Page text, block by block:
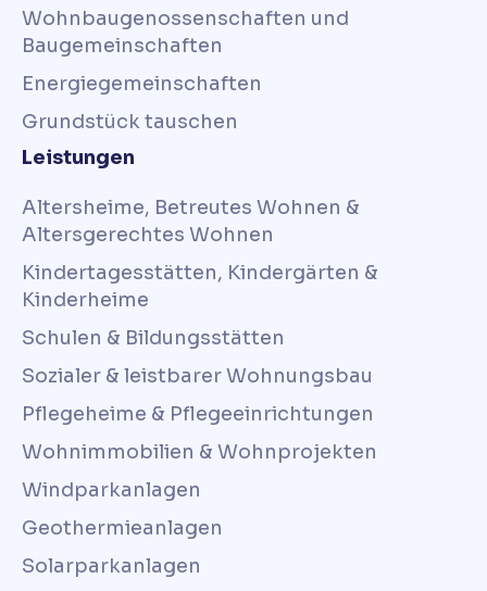
Wohnbaugenossenschaften und
Baugemeinschaften
Energiegemeinschaften
Grundstück tauschen
Leistungen
Altersheime, Betreutes Wohnen &
Altersgerechtes Wohnen
Kindertagesstätten, Kindergärten &
Kinderheime
Schulen & Bildungsstätten
Sozialer & leistbarer Wohnungsbau
Pflegeheime & Pflegeeinrichtungen
Wohnimmobilien & Wohnprojekten
Windparkanlagen
Geothermieanlagen
Solarparkanlagen